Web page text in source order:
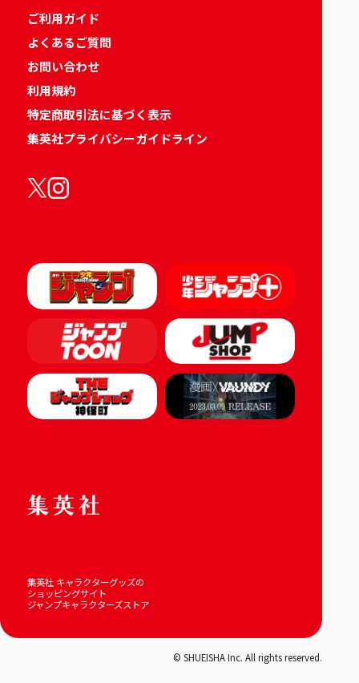
ご利用ガイド
よくあるご質問
お問い合わせ
利用規約
特定商取引法に基づく表示
集英社プライバシーガイドライン
集英社 キャラクターグッズの
ショッピングサイト
ジャンプキャラクターズストア
© SHUEISHA Inc. All rights reserved.